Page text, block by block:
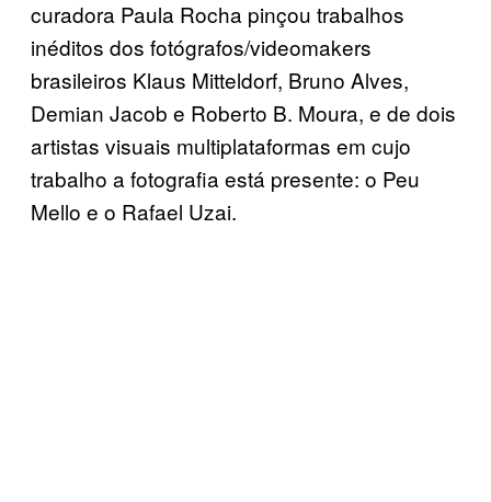
curadora Paula Rocha pinçou trabalhos
inéditos dos fotógrafos/videomakers
brasileiros Klaus Mitteldorf, Bruno Alves,
Demian Jacob e Roberto B. Moura, e de dois
artistas visuais multiplataformas em cujo
trabalho a fotografia está presente: o Peu
Mello e o Rafael Uzai.